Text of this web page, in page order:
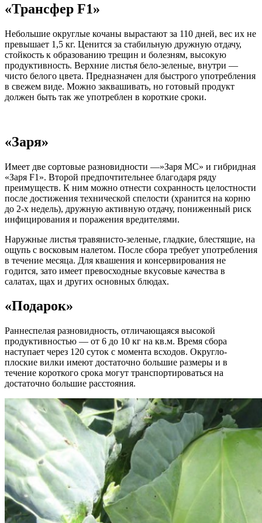
«Трансфер F1»
Небольшие округлые кочаны вырастают за 110 дней, вес их не
превышает 1,5 кг. Ценится за стабильную дружную отдачу,
стойкость к образованию трещин и болезням, высокую
продуктивность. Верхние листья бело-зеленые, внутри —
чисто белого цвета. Предназначен для быстрого употребления
в свежем виде. Можно заквашивать, но готовый продукт
должен быть так же употреблен в короткие сроки.
«Заря»
Имеет две сортовые разновидности —»Заря МС» и гибридная
«Заря F1». Второй предпочтительнее благодаря ряду
преимуществ. К ним можно отнести сохранность целостности
после достижения технической спелости (хранится на корню
до 2-х недель), дружную активную отдачу, пониженный риск
инфицирования и поражения вредителями.
Наружные листья травянисто-зеленые, гладкие, блестящие, на
ощупь с восковым налетом. После сбора требует употребления
в течение месяца. Для квашения и консервирования не
годится, зато имеет превосходные вкусовые качества в
салатах, щах и других основных блюдах.
«Подарок»
Раннеспелая разновидность, отличающаяся высокой
продуктивностью — от 6 до 10 кг на кв.м. Время сбора
наступает через 120 суток с момента всходов. Округло-
плоские вилки имеют достаточно большие размеры и в
течение короткого срока могут транспортироваться на
достаточно большие расстояния.